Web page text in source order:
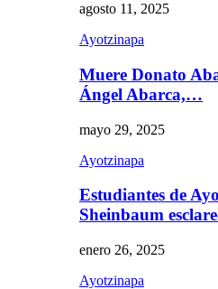
agosto 11, 2025
Ayotzinapa
Muere Donato
Ángel Abarca,…
mayo 29, 2025
Ayotzinapa
Estudiantes de
Sheinbaum
enero 26, 2025
Ayotzinapa